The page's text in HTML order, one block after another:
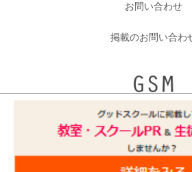
お問い合わせ
掲載のお問い合わ
Copyright IID, Inc.All Right